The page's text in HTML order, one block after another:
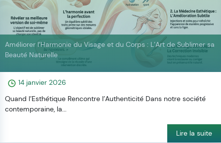
14 janvier 2026
Améliorer l’Harmonie du Visage et du Corps : L’Art de Sublimer sa
Beauté Naturelle
Quand l’Esthétique Rencontre l’Authenticité Dans notre société
contemporaine, la...
Lire la suite